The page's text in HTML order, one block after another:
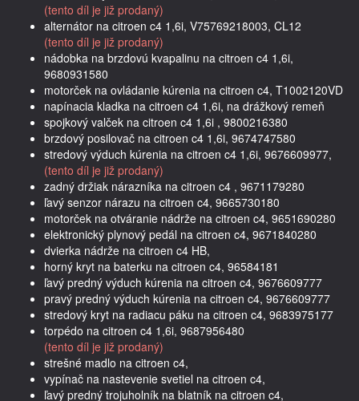
(tento díl je již prodaný)
alternátor na citroen c4 1,6i, V75769218003, CL12
(tento díl je již prodaný)
nádobka na brzdovú kvapalinu na citroen c4 1,6i,
9680931580
motorček na ovládanie kúrenia na citroen c4, T1002120VD
napínacia kladka na citroen c4 1,6i, na drážkový remeň
spojkový valček na citroen c4 1,6i , 9800216380
brzdový posilovač na citroen c4 1,6i, 9674747580
stredový výduch kúrenia na citroen c4 1,6i, 9676609977,
(tento díl je již prodaný)
zadný držiak nárazníka na citroen c4 , 9671179280
ľavý senzor nárazu na citroen c4, 9665730180
motorček na otváranie nádrže na citroen c4, 9651690280
elektronický plynový pedál na citroen c4, 9671840280
dvierka nádrže na citroen c4 HB,
horný kryt na baterku na citroen c4, 96584181
ľavý predný výduch kúrenia na citroen c4, 9676609777
pravý predný výduch kúrenia na citroen c4, 9676609777
stredový kryt na radiacu páku na citroen c4, 9683975177
torpédo na citroen c4 1,6i, 9687956480
(tento díl je již prodaný)
strešné madlo na citroen c4,
vypínač na nastevenie svetiel na citroen c4,
ľavý predný trojuholník na blatník na citroen c4,